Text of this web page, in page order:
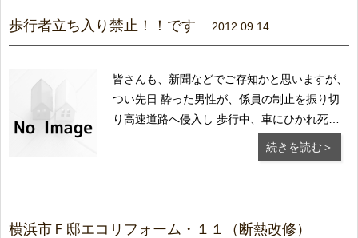
泉鏡花...
歩行者立ち入り禁止！！です 2012.09.14
皆さんも、新聞などでご存知かと思いますが、
つい先日 酔った男性が、係員の制止を振り切
り高速道路へ侵入し 歩行中、車にひかれ死亡
するという痛ましい事故があり ました。 「何
故・どうして高速道路を歩いていたの？」 し
続きを読む＞
横浜市Ｆ邸エコリフォーム・１１（断熱改修）